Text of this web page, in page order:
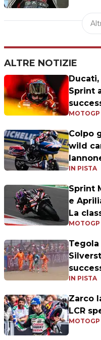
ALTRE NOTIZIE
Sprint
MOTOGP
Colpo
wild
IN PISTA
Sprint
e
La
MOTOGP
Tegola
IN PISTA
Zarco
LCR
MOTOGP